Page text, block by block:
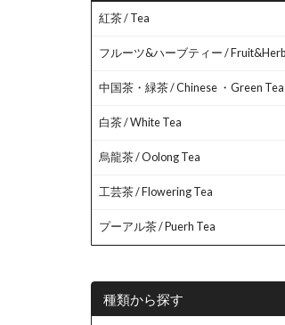
紅茶 / Tea
フルーツ&ハーブティー /
中国茶・緑茶 / Chinese ・Green Tea
白茶 / White Tea
烏龍茶 / Oolong Tea
工芸茶 / Flowering Tea
プーアル茶 / Puerh Tea
種類から探す